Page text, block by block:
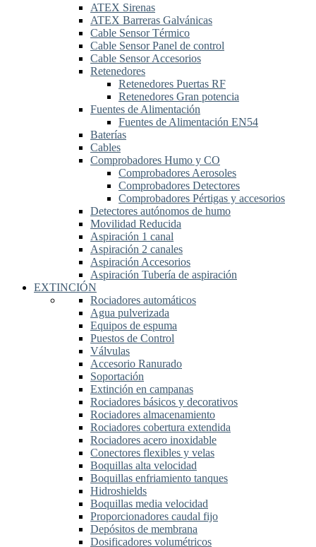
ATEX Sirenas
ATEX Barreras Galvánicas
Cable Sensor Térmico
Cable Sensor Panel de control
Cable Sensor Accesorios
Retenedores
Retenedores Puertas RF
Retenedores Gran potencia
Fuentes de Alimentación
Fuentes de Alimentación EN54
Baterías
Cables
Comprobadores Humo y CO
Comprobadores Aerosoles
Comprobadores Detectores
Comprobadores Pértigas y accesorios
Detectores autónomos de humo
Movilidad Reducida
Aspiración 1 canal
Aspiración 2 canales
Aspiración Accesorios
Aspiración Tubería de aspiración
EXTINCIÓN
Rociadores automáticos
Agua pulverizada
Equipos de espuma
Puestos de Control
Válvulas
Accesorio Ranurado
Soportación
Extinción en campanas
Rociadores básicos y decorativos
Rociadores almacenamiento
Rociadores cobertura extendida
Rociadores acero inoxidable
Conectores flexibles y velas
Boquillas alta velocidad
Boquillas enfriamiento tanques
Hidroshields
Boquillas media velocidad
Proporcionadores caudal fijo
Depósitos de membrana
Dosificadores volumétricos